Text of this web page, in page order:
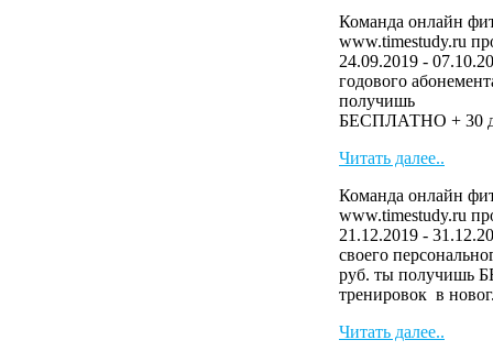
Команда онлайн
www.timestudy.ru
24.09.2019 -
годового
БЕСПЛАТНО + 30
Читать далее..
Команда онлайн
www.timestudy.ru
21.12.2019 -
своего
руб. ты получишь
тренировок в
Читать далее..